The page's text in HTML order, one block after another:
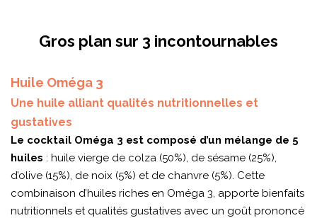
Gros plan sur 3 incontournables
Huile Oméga 3
Une huile alliant qualités nutritionnelles et
gustatives
Le cocktail Oméga 3 est composé d’un mélange de 5
huiles : huile vierge de colza (50%), de sésame (25%),
d’olive (15%), de noix (5%) et de chanvre (5%). Cette
combinaison d’huiles riches en Oméga 3, apporte bienfaits
nutritionnels et qualités gustatives avec un goût prononcé